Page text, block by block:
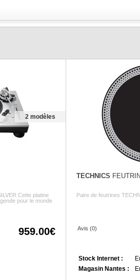
2 modèles
Cette platine
pour le monde
959.00
TECHNICS
Paire de feutrines
Avis (0)
Stock Internet :
Magasin Nantes :